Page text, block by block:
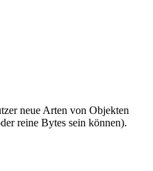
neue Arten von Objekten
reine Bytes sein können).